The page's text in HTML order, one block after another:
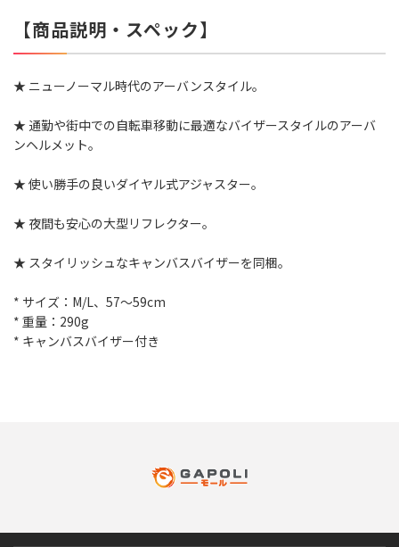
【商品説明・スペック】
★ ニューノーマル時代のアーバンスタイル｡
★ 通勤や街中での自転車移動に最適なバイザースタイルのアーバ
ンヘルメット｡
★ 使い勝手の良いダイヤル式アジャスター｡
★ 夜間も安心の大型リフレクター｡
★ スタイリッシュなキャンバスバイザーを同梱｡
* サイズ：M/L、57～59cm
* 重量：290g
* キャンバスバイザー付き